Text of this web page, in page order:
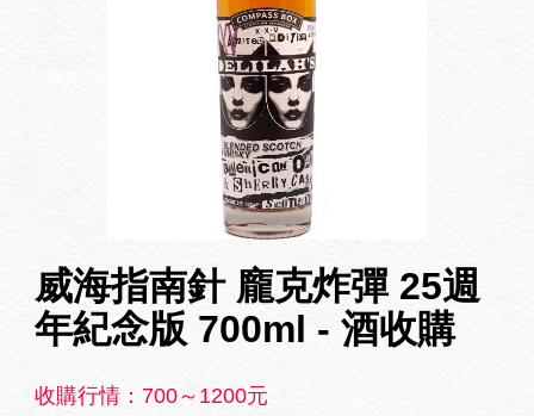
威海指南針 龐克炸彈 25週
年紀念版 700ml - 酒收購
收購行情：700～1200元